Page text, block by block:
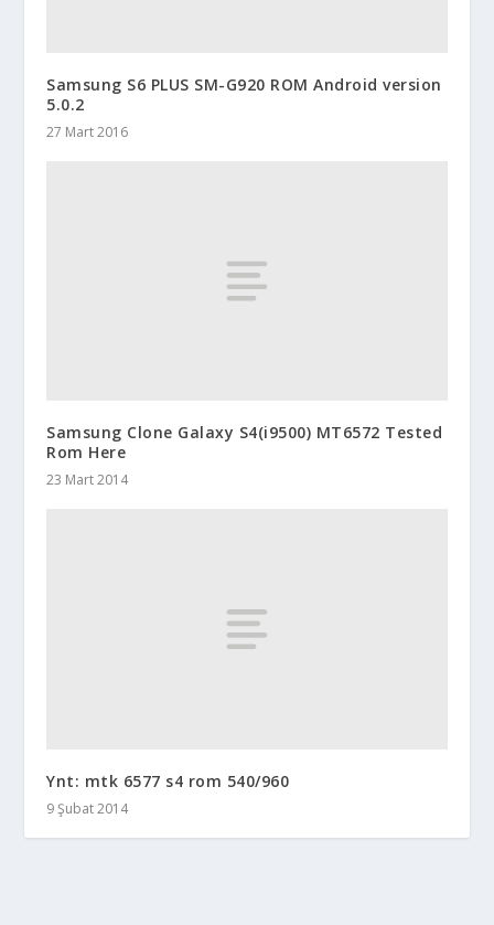
Samsung S6 PLUS SM-G920 ROM Android version
5.0.2
27 Mart 2016
Samsung Clone Galaxy S4(i9500) MT6572 Tested
Rom Here
23 Mart 2014
Ynt: mtk 6577 s4 rom 540/960
9 Şubat 2014